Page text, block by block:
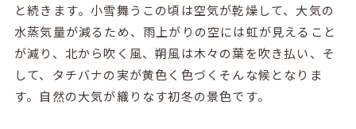
と続きます。小雪舞うこの頃は空気が乾燥して、大気の
水蒸気量が減るため、雨上がりの空には虹が見えること
が減り、北から吹く風、朔風は木々の葉を吹き払い、そ
して、タチバナの実が黄色く色づくそんな候となりま
す。自然の大気が織りなす初冬の景色です。